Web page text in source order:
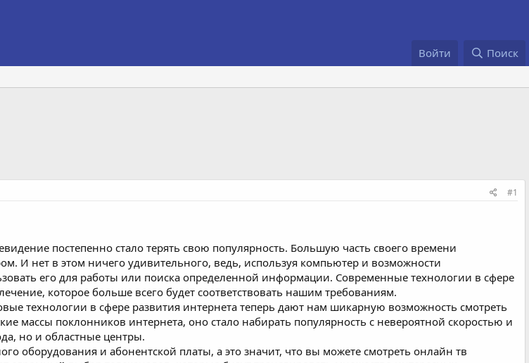
Войти Поиск
#1
постепенно стало терять свою популярность. Большую часть своего времени
И нет в этом ничего удивительного, ведь, используя компьютер и возможности
его для работы или поиска определенной информации. Современные технологии в сфере
которое больше всего будет соответствовать нашим требованиям.
технологии в сфере развития интернета теперь дают нам шикарную возможность смотреть
массы поклонников интернета, оно стало набирать популярность с невероятной скоростью и
но и областные центры.
оборудования и абонентской платы, а это значит, что вы можете смотреть онлайн тв